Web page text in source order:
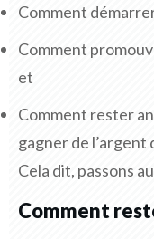
Comment
Comment
et
Comment rester
gagner de l’argent
Cela dit, passons
Comment